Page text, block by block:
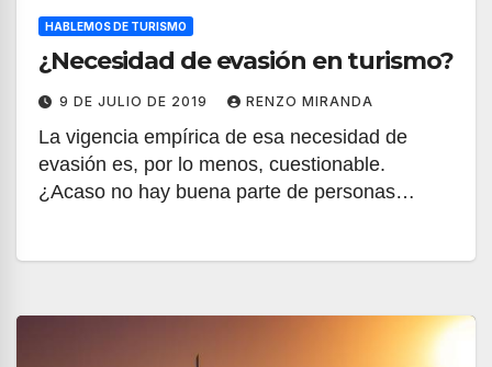
HABLEMOS DE TURISMO
¿Necesidad de evasión en turismo?
9 DE JULIO DE 2019 RENZO MIRANDA
La vigencia empírica de esa necesidad de
evasión es, por lo menos, cuestionable.
¿Acaso no hay buena parte de personas…